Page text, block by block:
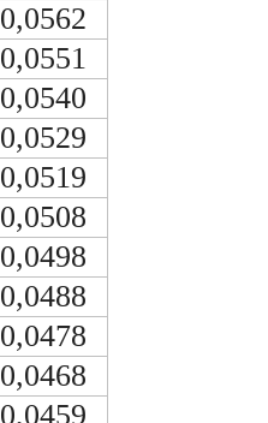
0,0562
0,0551
0,0540
0,0529
0,0519
0,0508
0,0498
0,0488
0,0478
0,0468
0,0459